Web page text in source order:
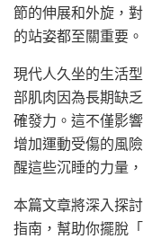
節的伸展和外旋，
的站姿都至關重要。
現代人久坐的生活
部肌肉因為長期缺
確發力。這不僅影
增加運動受傷的風
醒這些沉睡的力量
本篇文章將深入探
指南，幫助你擺脫